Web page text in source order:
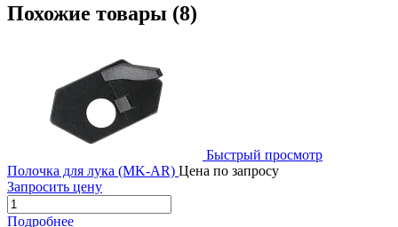
Похожие товары (8)
Быстрый просмотр
Полочка для лука (MK-AR) Цена по запросу
Запросить цену
Подробнее